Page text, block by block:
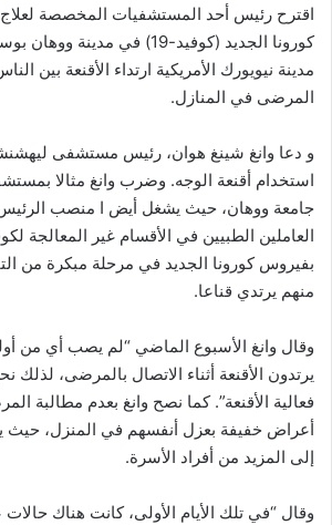
ي
ا
اقترح رئيس أحد المستشفيات المخصصة
كورونا الجديد (كوفيد-19) في
مدينة نيويورك الأمريكية ارتداء الأقنعة بين
المرضى في المنازل.
و دعا وانغ شينغ هوان، رئيس مستشفى
استخدام أقنعة الوجه. وضرب وانغ مثالا
جامعة ووهان، حيث يشغل أيض ا منصب
بفيروس كورونا الجديد في مرحلة مبكرة من
منهم يرتدي قناعا.
وقال وانغ الأسبوع الماضي “لم يصب أي من
يرتدون الأقنعة أثناء الاتصال بالمرضى،
فعالية الأقنعة”. كما نصح وانغ بعدم مطالبة
أعراض خفيفة بعزل أنفسهم في المنزل، حيث
إلى المزيد من أفراد الأسرة.
وقال “في تلك الأيام الأولى، كانت هناك